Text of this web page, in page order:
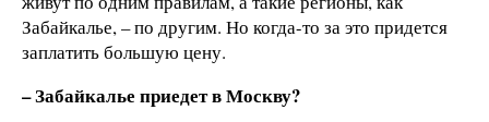
Забайкалье, – по другим. Но когда-то за это придется
заплатить большую цену.
– Забайкалье приедет в Москву?